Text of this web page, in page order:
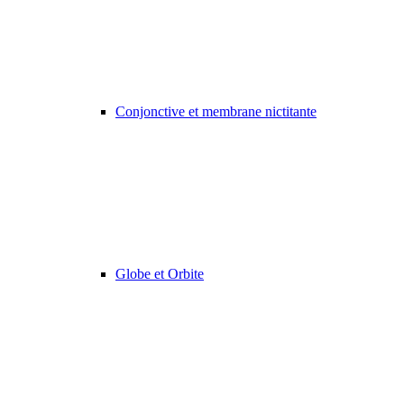
Conjonctive et membrane nictitante
Globe et Orbite